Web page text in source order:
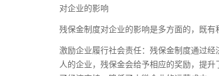
对企业的影响
残保金制度对企业的影响是多方面的，既
激励企业履行社会责任：残保金制度通过
人的企业，残保金会给予相应的奖励，提